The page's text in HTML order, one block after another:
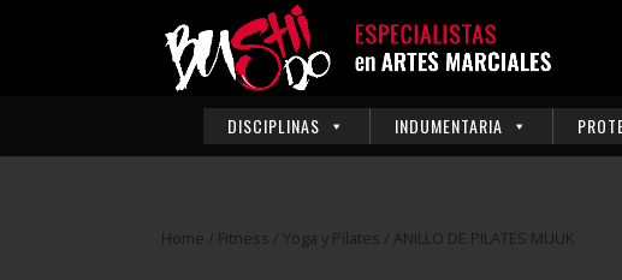
DISCIPLINAS INDUMENTARIA
Home / Fitness /Yoga y Pilates / ANILLO DE PILATES MUUK